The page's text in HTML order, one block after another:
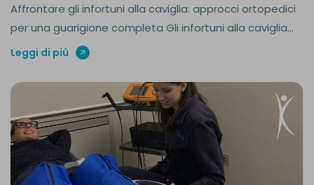
Affrontare gli infortuni alla caviglia: approcci ortopedici
per una guarigione completa Gli infortuni alla caviglia...
Leggi di più